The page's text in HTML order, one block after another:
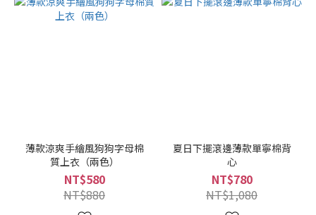
薄款涼爽手繪風狗狗字母棉
質上衣（兩色）
NT$580
NT$880
夏日下擺滾邊薄款單寧棉背
心
NT$780
NT$1,080